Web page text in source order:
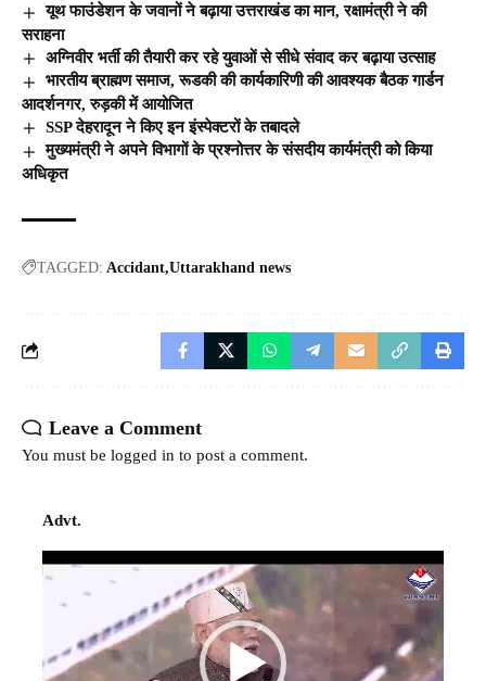
यूथ फाउंडेशन के जवानों ने बढ़ाया उत्तराखंड का मान, रक्षामंत्री ने की
सराहना
अग्निवीर भर्ती की तैयारी कर रहे युवाओं से सीधे संवाद कर बढ़ाया उत्साह
भारतीय ब्राह्मण समाज, रूडकी की कार्यकारिणी की आवश्यक बैठक गार्डन
आदर्शनगर, रुड़की में आयोजित
SSP देहरादून ने किए इन इंस्पेक्टरों के तबादले
मुख्यमंत्री ने अपने विभागों के प्रश्नोत्तर के संसदीय कार्यमंत्री को किया
अधिकृत
TAGGED: Accidant Uttarakhand news
Leave a Comment
You must be logged in to post a comment.
Advt.
Video